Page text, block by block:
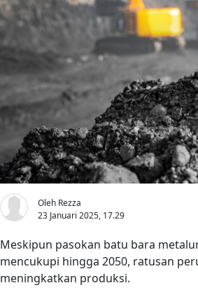
Oleh Rezza
23 Januari 2025, 17.29
Meskipun pasokan batu bara
mencukupi hingga 2050, ratusan
meningkatkan produksi.